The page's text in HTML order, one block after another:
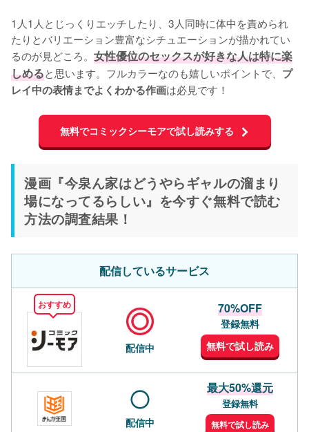
1人1人とじっくりエッチしたり、3人同時に体中を責められ
たりとバリエーション豊富なシチュエーションが描かれてい
るのが見どころ。 女性優位のセックスが好きな人は特に楽
しめると思います。フルカラーなのも嬉しいポイントで、 プ
レイ中の表情までよくわかる作画は必見です！
無料でコミックシーモアで試し読みする
漫画『今泉ん家はどうやらギャルの溜まり
場になってるらしい』を今すぐ無料で読む
方法の調査結果！
配信しているサービス
おすすめ
配信中
70%OFF
登録無料
無料で試し読み
配信中
最大50%還元
登録無料
無料で試し読み